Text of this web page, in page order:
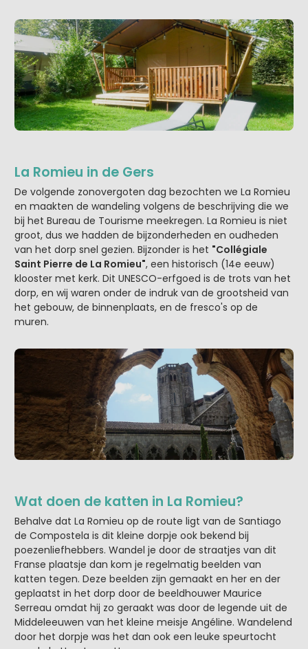
La Romieu in de Gers
De volgende zonovergoten dag bezochten we La Romieu
en maakten de wandeling volgens de beschrijving die we
bij het Bureau de Tourisme meekregen. La Romieu is niet
groot, dus we hadden de bijzonderheden en oudheden
van het dorp snel gezien. Bijzonder is het "Collégiale
Saint Pierre de La Romieu", een historisch (14e eeuw)
klooster met kerk. Dit UNESCO-erfgoed is de trots van het
dorp, en wij waren onder de indruk van de grootsheid van
het gebouw, de binnenplaats, en de fresco's op de
muren.
Wat doen de katten in La Romieu?
Behalve dat La Romieu op de route ligt van de Santiago
de Compostela is dit kleine dorpje ook bekend bij
poezenliefhebbers. Wandel je door de straatjes van dit
Franse plaatsje dan kom je regelmatig beelden van
katten tegen. Deze beelden zijn gemaakt en her en der
geplaatst in het dorp door de beeldhouwer Maurice
Serreau omdat hij zo geraakt was door de legende uit de
Middeleeuwen van het kleine meisje Angéline. Wandelend
door het dorpje was het dan ook een leuke speurtocht